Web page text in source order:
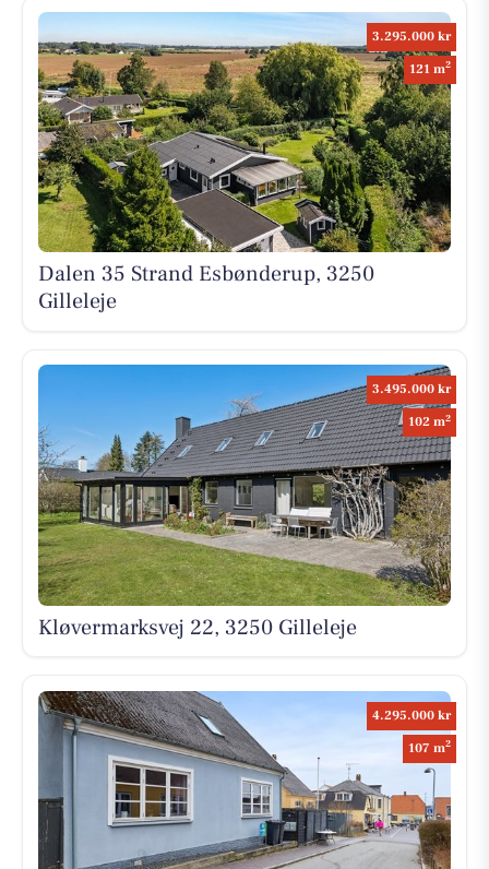
3.295.000 kr
121 m2
Dalen 35 Strand Esbønderup, 3250
Gilleleje
3.495.000 kr
102 m2
Kløvermarksvej 22, 3250 Gilleleje
4.295.000 kr
107 m2